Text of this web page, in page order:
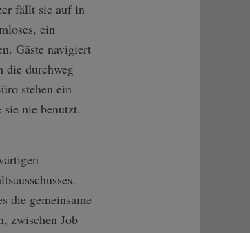
fällt sie auf in
ein
Gäste navigiert
die durchweg
stehen ein
nie benutzt.
die gemeinsame
zwischen Job